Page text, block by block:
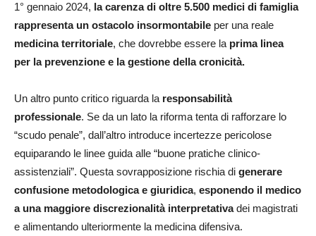
1° gennaio 2024, la carenza di oltre 5.500 medici di famiglia
rappresenta un ostacolo insormontabile per una reale
medicina territoriale, che dovrebbe essere la prima linea
per la prevenzione e la gestione della cronicità.
Un altro punto critico riguarda la responsabilità
professionale. Se da un lato la riforma tenta di rafforzare lo
“scudo penale”, dall’altro introduce incertezze pericolose
equiparando le linee guida alle “buone pratiche clinico-
assistenziali”. Questa sovrapposizione rischia di generare
confusione metodologica e giuridica, esponendo il medico
a una maggiore discrezionalità interpretativadei magistrati
e alimentando ulteriormente la medicina difensiva.